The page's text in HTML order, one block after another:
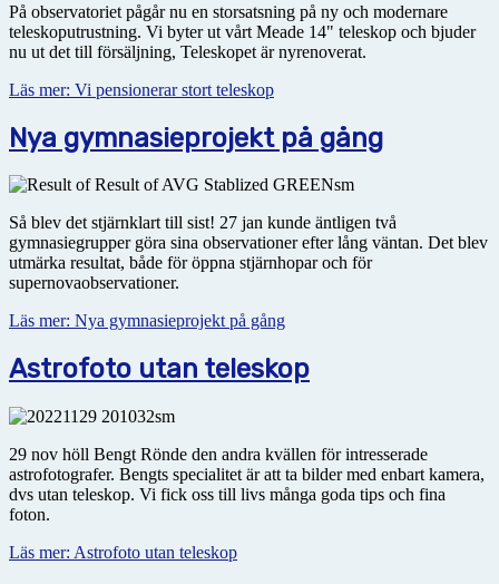
På observatoriet pågår nu en storsatsning på ny och modernare
teleskoputrustning. Vi byter ut vårt Meade 14" teleskop och bjuder
nu ut det till försäljning, Teleskopet är nyrenoverat.
Läs mer: Vi pensionerar stort teleskop
Nya gymnasieprojekt på gång
Så blev det stjärnklart till sist! 27 jan kunde äntligen två
gymnasiegrupper göra sina observationer efter lång väntan. Det blev
utmärka resultat, både för öppna stjärnhopar och för
supernovaobservationer.
Läs mer: Nya gymnasieprojekt på gång
Astrofoto utan teleskop
29 nov höll Bengt Rönde den andra kvällen för intresserade
astrofotografer. Bengts specialitet är att ta bilder med enbart kamera,
dvs utan teleskop. Vi fick oss till livs många goda tips och fina
foton.
Läs mer: Astrofoto utan teleskop